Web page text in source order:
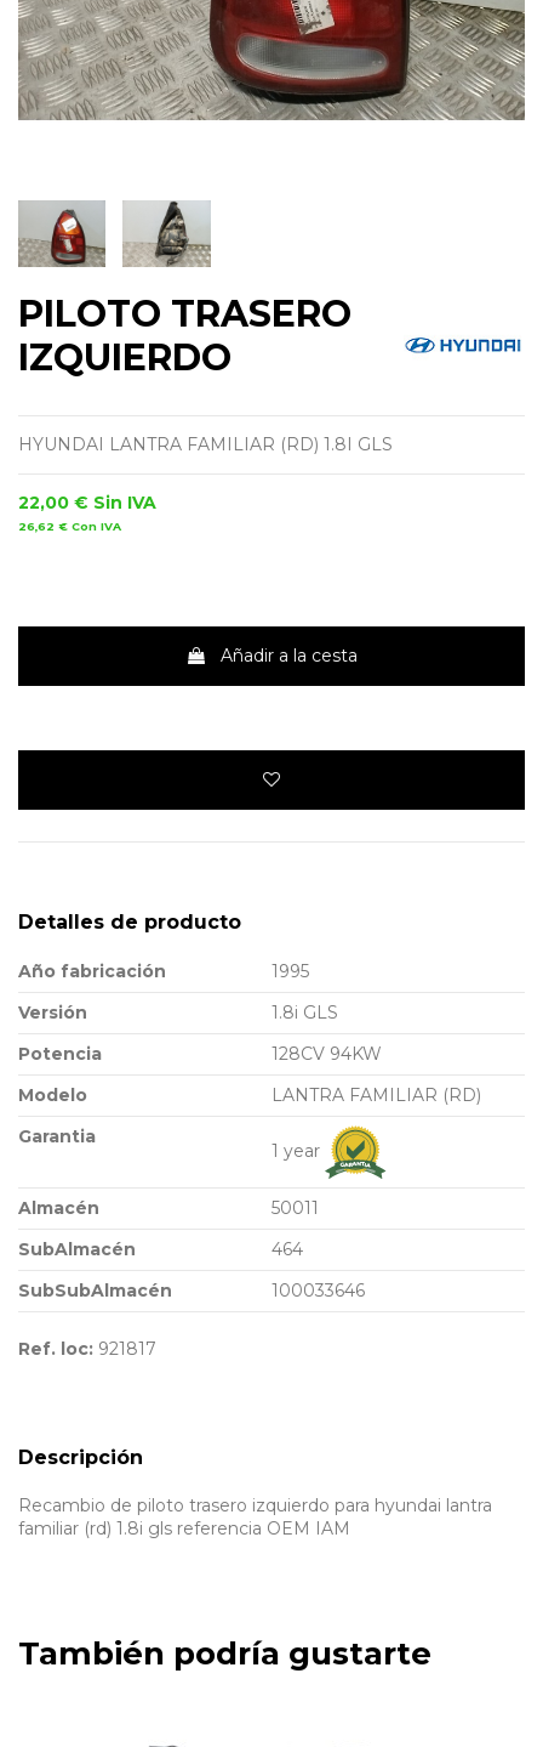
PILOTO TRASERO
IZQUIERDO
HYUNDAI LANTRA FAMILIAR (RD) 1.8I GLS
22,00 € Sin IVA
26,62 € Con IVA
Añadir a la cesta
Detalles de producto
Año fabricación
1995
Versión
1.8i GLS
Potencia
128CV 94KW
Modelo
LANTRA FAMILIAR (RD)
Garantia
1 year
Almacén
50011
SubAlmacén
464
SubSubAlmacén
100033646
Ref. loc: 921817
Descripción
Recambio de piloto trasero izquierdo para hyundai lantra
familiar (rd) 1.8i gls referencia OEM IAM
También podría gustarte